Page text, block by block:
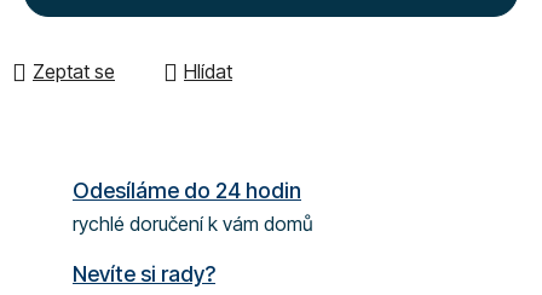
Zeptat se Hlídat
Odesíláme do 24 hodin
rychlé doručení k vám domů
Nevíte si rady?